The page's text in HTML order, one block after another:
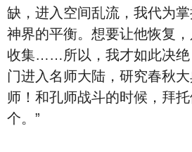
缺，进入空间乱流，我代为
神界的平衡。想要让他恢复
收集……所以，我才如此决绝
门进入名师大陆，研究春秋
师！和孔师战斗的时候，拜
个。”